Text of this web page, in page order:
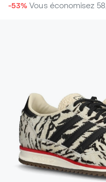
-53% Vous économisez